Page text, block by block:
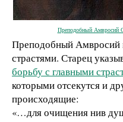
Преподобный Амвросий
Преподобный Амвросий
страстями. Старец
борьбу с главными
которыми отсекутся и
происходящие:
«…для очищения нив